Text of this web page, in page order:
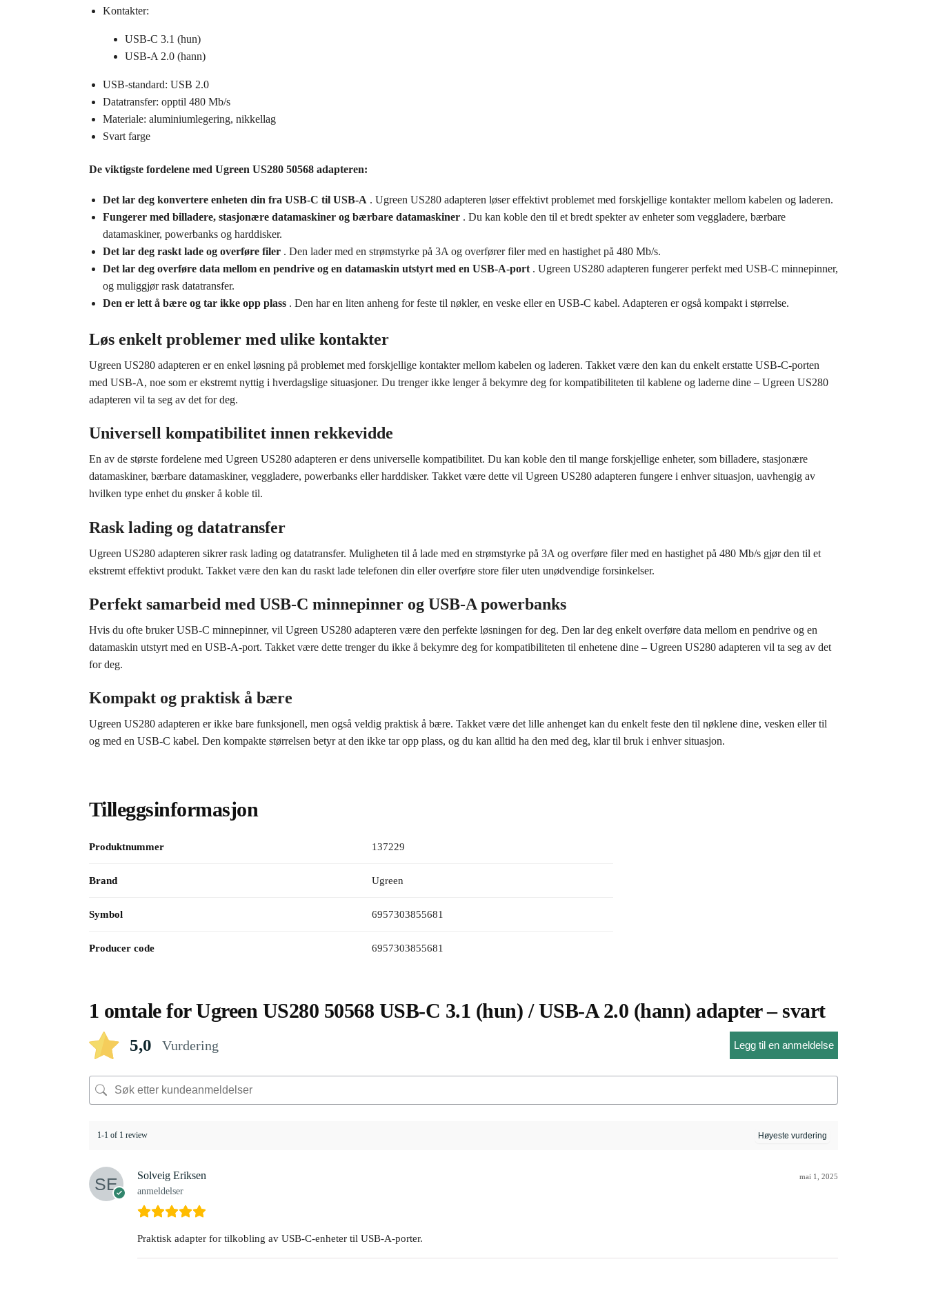
Kontakter:
USB-C 3.1 (hun)
USB-A 2.0 (hann)
USB-standard: USB 2.0
Datatransfer: opptil 480 Mb/s
Materiale: aluminiumlegering, nikkellag
Svart farge
De viktigste fordelene med Ugreen US280 50568 adapteren:
Det lar deg konvertere enheten din fra USB-C til USB-A . Ugreen US280 adapteren løser effektivt problemet med forskjellige kontakter mellom kabelen og laderen.
Fungerer med billadere, stasjonære datamaskiner og bærbare datamaskiner. Du kan koble den til et bredt spekter av enheter som veggladere, bærbare
datamaskiner, powerbanks og harddisker.
Det lar deg raskt lade og overføre filer. Den lader med en strømstyrke på 3A og overfører filer med en hastighet på 480 Mb/s.
Det lar deg overføre data mellom en pendrive og en datamaskin utstyrt med en USB-A-port. Ugreen US280 adapteren fungerer perfekt med USB-C minnepinner,
og muliggjør rask datatransfer.
Den er lett å bære og tar ikke opp plass. Den har en liten anheng for feste til nøkler, en veske eller en USB-C kabel. Adapteren er også kompakt i størrelse.
Løs enkelt problemer med ulike kontakter
Ugreen US280 adapteren er en enkel løsning på problemet med forskjellige kontakter mellom kabelen og laderen. Takket være den kan du enkelt erstatte USB-C-porten
med USB-A, noe som er ekstremt nyttig i hverdagslige situasjoner. Du trenger ikke lenger å bekymre deg for kompatibiliteten til kablene og laderne dine – Ugreen US280
adapteren vil ta seg av det for deg.
Universell kompatibilitet innen rekkevidde
En av de største fordelene med Ugreen US280 adapteren er dens universelle kompatibilitet. Du kan koble den til mange forskjellige enheter, som billadere, stasjonære
datamaskiner, bærbare datamaskiner, veggladere, powerbanks eller harddisker. Takket være dette vil Ugreen US280 adapteren fungere i enhver situasjon, uavhengig av
hvilken type enhet du ønsker å koble til.
Rask lading og datatransfer
Ugreen US280 adapteren sikrer rask lading og datatransfer. Muligheten til å lade med en strømstyrke på 3A og overføre filer med en hastighet på 480 Mb/s gjør den til et
ekstremt effektivt produkt. Takket være den kan du raskt lade telefonen din eller overføre store filer uten unødvendige forsinkelser.
Perfekt samarbeid med USB-C minnepinner og USB-A powerbanks
Hvis du ofte bruker USB-C minnepinner, vil Ugreen US280 adapteren være den perfekte løsningen for deg. Den lar deg enkelt overføre data mellom en pendrive og en
datamaskin utstyrt med en USB-A-port. Takket være dette trenger du ikke å bekymre deg for kompatibiliteten til enhetene dine – Ugreen US280 adapteren vil ta seg av det
for deg.
Kompakt og praktisk å bære
Ugreen US280 adapteren er ikke bare funksjonell, men også veldig praktisk å bære. Takket være det lille anhenget kan du enkelt feste den til nøklene dine, vesken eller til
og med en USB-C kabel. Den kompakte størrelsen betyr at den ikke tar opp plass, og du kan alltid ha den med deg, klar til bruk i enhver situasjon.
Tilleggsinformasjon
Produktnummer 137229
Brand Ugreen
Symbol 6957303855681
Producer code 6957303855681
1 omtale forUgreen US280 50568 USB-C 3.1 (hun) / USB-A 2.0 (hann) adapter – svart
5,0 Vurdering Legg til en anmeldelse
1-1 of 1 review
Solveig Eriksen
anmeldelser
mai 1, 2025
Praktisk adapter for tilkobling av USB-C-enheter til USB-A-porter.